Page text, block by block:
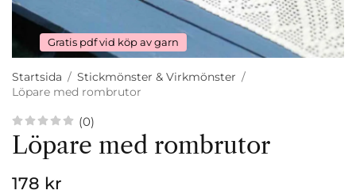
Gratis pdf vid köp av garn
Startsida / Stickmönster & Virkmönster /
Löpare med rombrutor
(0)
Löpare med rombrutor
178 kr